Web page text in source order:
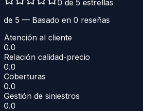
0 de 5 estrellas
de 5 — Basado en 0 reseñas
Atención al cliente
0.0
Relación calidad-precio
0.0
Coberturas
0.0
Gestión de siniestros
0.0